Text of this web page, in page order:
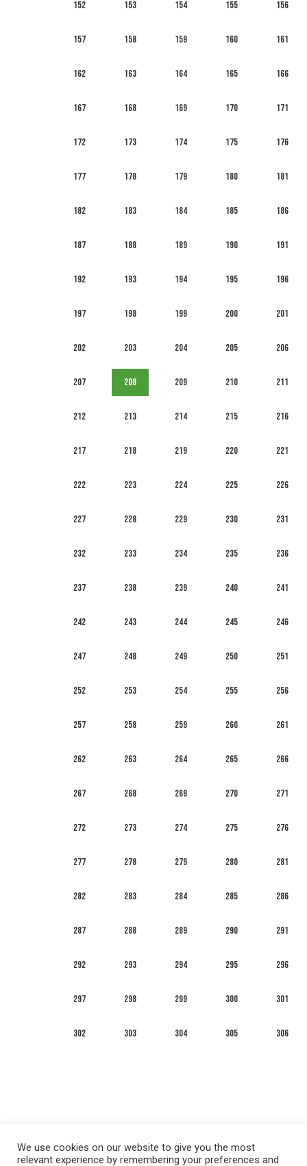
152 153 154 155 156
157 158 159 160 161
162 163 164 165 166
167 168 169 170 171
172 173 174 175 176
177 178 179 180 181
182 183 184 185 186
187 188 189 190 191
192 193 194 195 196
197 198 199 200 201
202 203 204 205 206
207 208 209 210 211
212 213 214 215 216
217 218 219 220 221
222 223 224 225 226
227 228 229 230 231
232 233 234 235 236
237 238 239 240 241
242 243 244 245 246
247 248 249 250 251
252 253 254 255 256
257 258 259 260 261
262 263 264 265 266
267 268 269 270 271
272 273 274 275 276
277 278 279 280 281
282 283 284 285 286
287 288 289 290 291
292 293 294 295 296
297 298 299 300 301
302 303 304 305 306
We use cookies on our website to give you the most
relevant experience by remembering your preferences and